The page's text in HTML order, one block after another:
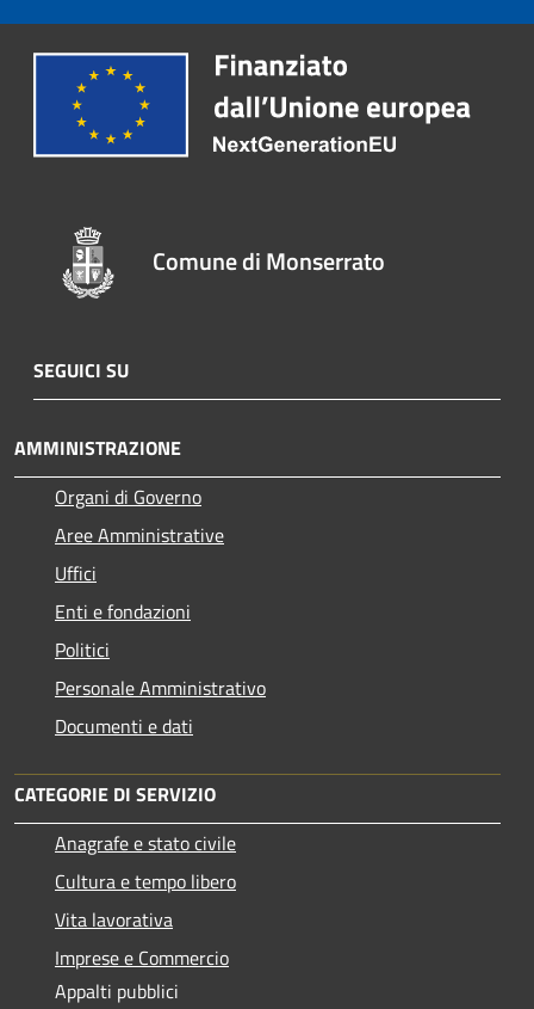
Comune di Monserrato
SEGUICI SU
AMMINISTRAZIONE
Organi di Governo
Aree Amministrative
Uffici
Enti e fondazioni
Politici
Personale Amministrativo
Documenti e dati
CATEGORIE DI SERVIZIO
Anagrafe e stato civile
Cultura e tempo libero
Vita lavorativa
Imprese e Commercio
Appalti pubblici